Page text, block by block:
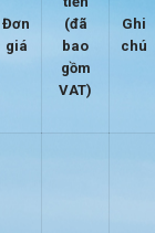
Đơn
giá
(đã
bao
gồm
VAT)
Ghi
chú